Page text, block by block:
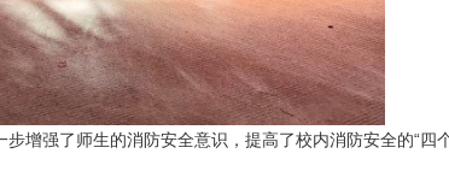
增强了师生的消防安全意识，提高了校内消防安全的“四